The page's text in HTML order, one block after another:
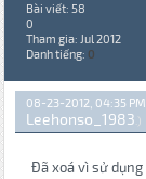
Bài viết: 58
0
Tham gia: Jul 2012
Danh tiếng: 0
08-23-2012, 04:35 PM
Leehonso_1983 .)
Đã xoá vì sử